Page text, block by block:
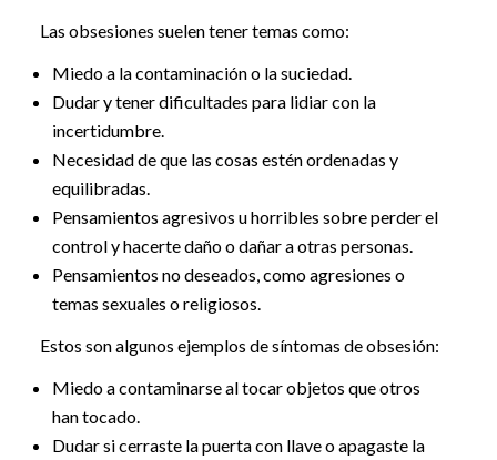
Las obsesiones suelen tener temas como:
Miedo a la contaminación o la suciedad.
Dudar y tener dificultades para lidiar con la
incertidumbre.
Necesidad de que las cosas estén ordenadas y
equilibradas.
Pensamientos agresivos u horribles sobre perder el
control y hacerte daño o dañar a otras personas.
Pensamientos no deseados, como agresiones o
temas sexuales o religiosos.
Estos son algunos ejemplos de síntomas de obsesión:
Miedo a contaminarse al tocar objetos que otros
han tocado.
Dudar si cerraste la puerta con llave o apagaste la